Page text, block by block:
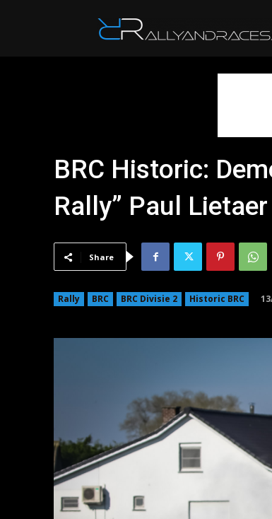
BRC Historic:
Rally” Paul Lietaer
Share
Rally BRC BRC Divisie 2 Historic BRC